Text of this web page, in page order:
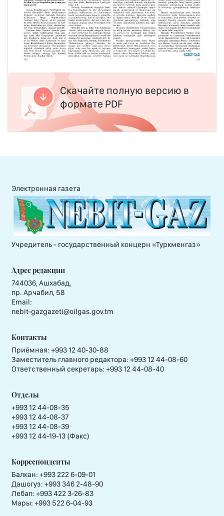
Скачайте полную версию в
формате PDF
Электронная газета
Учредитель - государственный концерн «Туркменгаз»
Адрес редакции
744036, Ашхабад,
пр. Арчабил, 58
Email:
nebit-gazgazeti@oilgas.gov.tm
Контакты
Приёмная: +993 12 40-30-88
Заместитель главного редактора: +993 12 44-08-60
Ответственный секретарь: +993 12 44-08-40
Отделы
+993 12 44-08-35
+993 12 44-08-37
+993 12 44-08-39
+993 12 44-19-13 (Факс)
Корреспонденты
Балкан: +993 222 6-09-01
Дашогуз: +993 346 2-48-90
Лебап: +993 422 3-26-83
Мары: +993 522 6-04-93